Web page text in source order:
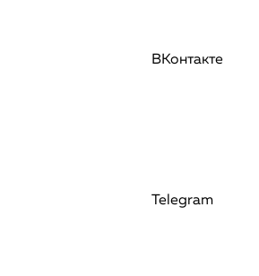
ВКонтакте
Telegram